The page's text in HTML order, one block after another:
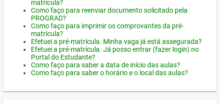
matrícula?
Como faço para reenviar documento solicitado pela
PROGRAD?
Como faço para imprimir os comprovantes da pré-
matrícula?
Efetuei a pré-matrícula. Minha vaga já está assegurada?
Efetuei a pré-matrícula. Já posso entrar (fazer login) no
Portal do Estudante?
Como faço para saber a data de início das aulas?
Como faço para saber o horário e o local das aulas?